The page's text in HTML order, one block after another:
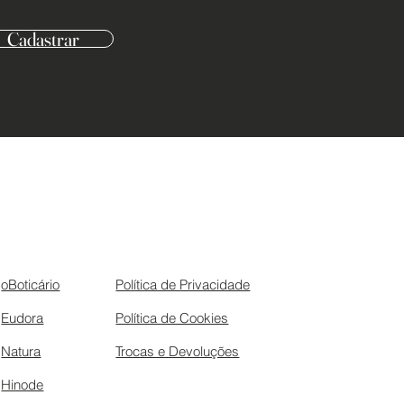
Cadastrar
oBoticário
Eudora
Natura
Hinode
Política de Privacidade
Política de Cookies
Trocas e Devoluções